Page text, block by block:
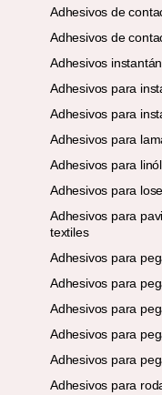
Adhesivos de
Adhesivos de
Adhesivos
Adhesivos para
Adhesivos para
Adhesivos para
Adhesivos para
Adhesivos para
Adhesivos para
textiles
Adhesivos para
Adhesivos para
Adhesivos para
Adhesivos para
Adhesivos para
Adhesivos para